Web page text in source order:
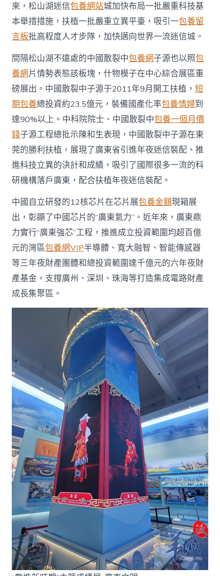
來，松山湖迷信包養網站城加快布局一批嚴重科技基
本舉措措施，扶植一批嚴重立異平臺，吸引一包養留
言板批高程度人才步隊，加快邁向世界一流迷信城。
間隔松山湖不遠處的中國散裂中包養網子源也以照包
養網片情勢表態該板塊，什物模子在中心綜合展區重
磅展出。中國散裂中子源于2011年9月開工扶植，短
期包養總投資約23.5億元，裝備國產化率包養情婦到
達90%以上。中科院院士、中國散裂中包養一個月價
錢子源工程總批示陳和生表現，中國散裂中子源在東
莞的勝利扶植，展現了廣東省引進年夜迷信裝配、推
進科技立異的決計和成績，吸引了國際很多一流的科
研機構落戶廣東，配合扶植年夜迷信裝配。
中國自立研發的12核芯片在芯片展包養金額現箱展
出，彰顯了中國芯片的“廣東氣力”。近年來，廣東鼎
力實行“廣東強芯”工程，推進成立投資範圍均超百億
元的灣區包養網VIP半導體、寬大融智、智能傳感器
等三年夜財產團體和總投資範圍達千億元的六年夜財
產基金，支撐廣州、深圳、珠海等打造集成電路財產
成長集聚區。